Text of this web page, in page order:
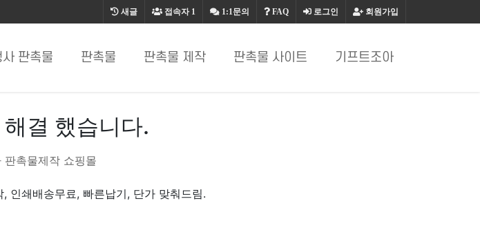
회원가입
로그인
FAQ
1:1문의
접속자1
새글
사 판촉물 판촉물 판촉물 제작 판촉물 사이트 기프트조아
결 했습니다.
인쇄배송무료, 빠른납기, 단가 맞춰드림.